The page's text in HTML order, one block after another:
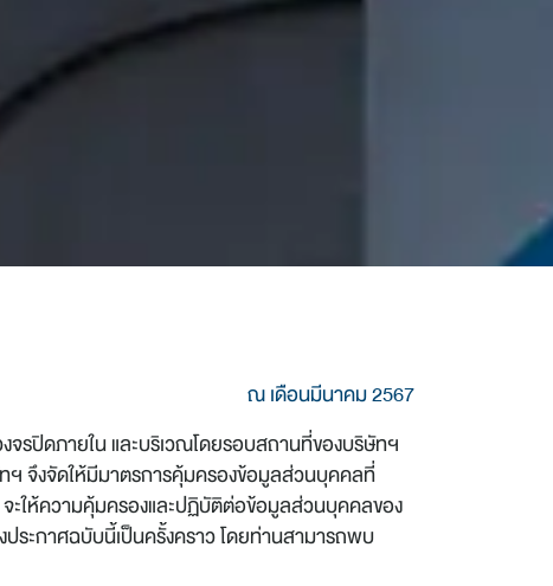
ณ เดือนมีนาคม 2567
จรปิดภายใน และบริเวณโดยรอบสถานที่ของบริษัทฯ
จึงจัดให้มีมาตรการคุ้มครองข้อมูลส่วนบุคคลที่
ะให้ความคุ้มครองและปฏิบัติต่อข้อมูลส่วนบุคคลของ
ะกาศฉบับนี้เป็นครั้งคราว โดยท่านสามารถพบ